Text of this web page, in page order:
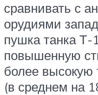
сравнивать с
орудиями
пушка танка Т-
повышенную
более высокую
(в среднем на